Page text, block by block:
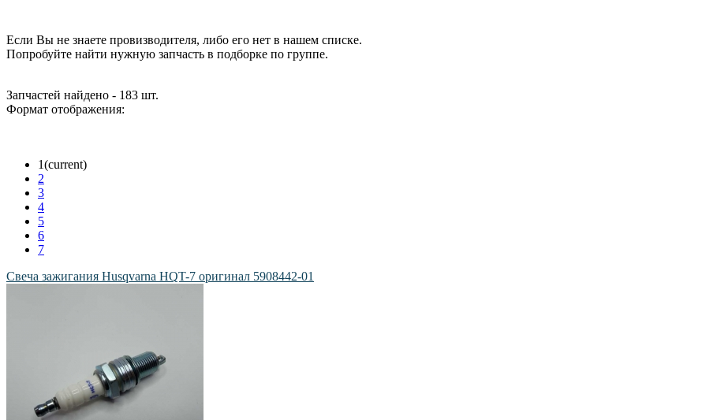
Если Вы не знаете провизводителя, либо его нет в нашем списке.
Попробуйте найти нужную запчасть в подборке по группе.
Запчастей найдено - 183 шт.
Формат отображения:
1(current)
2
3
4
5
6
7
Свеча зажигания Husqvarna HQT-7 оригинал 5908442-01